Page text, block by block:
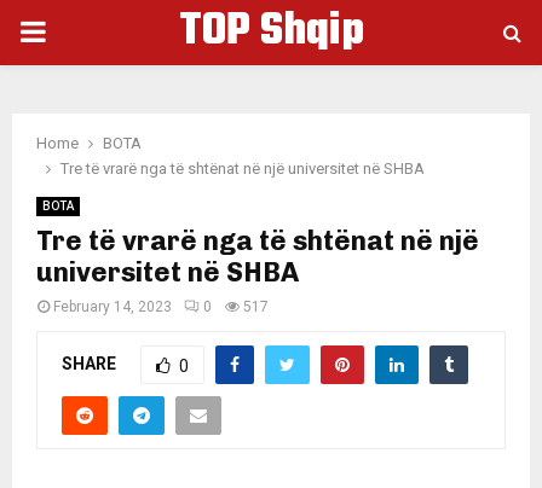
PRIMARY
TOP Shqip
Home
BOTA
Tre të vrarë nga të shtënat në një universitet në SHBA
BOTA
Tre të vrarë nga të shtënat në një
universitet në SHBA
February 14, 2023 0 517
SHARE 0